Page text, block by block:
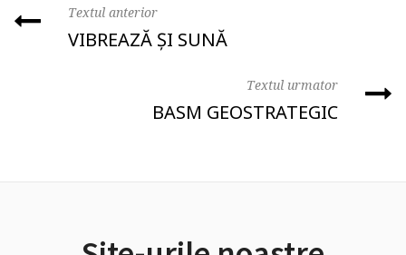
Textul anterior
VIBREAZĂ ȘI SUNĂ
Textul urmator
BASM GEOSTRATEGIC